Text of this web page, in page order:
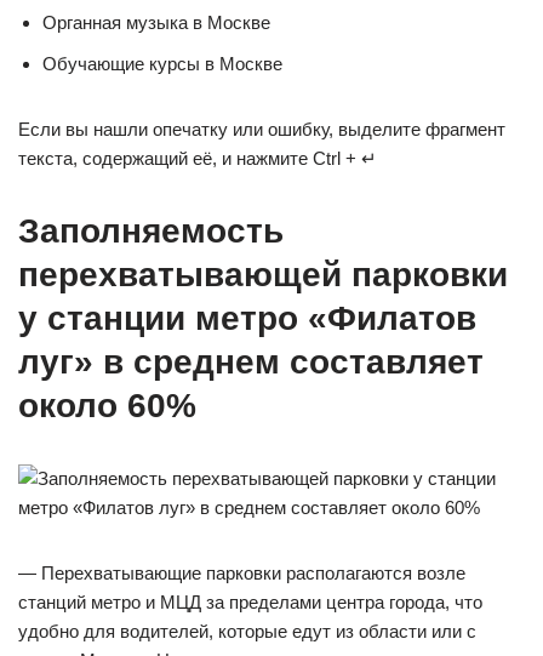
Органная музыка в Москве
Обучающие курсы в Москве
Если вы нашли опечатку или ошибку, выделите фрагмент
текста, содержащий её, и нажмите Ctrl + ↵
Заполняемость
перехватывающей парковки
у станции метро «Филатов
луг» в среднем составляет
около 60%
— Перехватывающие парковки располагаются возле
станций метро и МЦД за пределами центра города, что
удобно для водителей, которые едут из области или с